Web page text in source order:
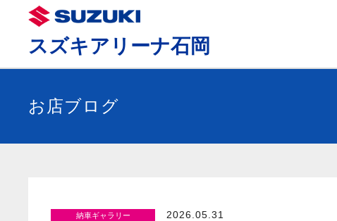
スズキアリーナ石岡
お店ブログ
納車ギャラリー 2026.05.31